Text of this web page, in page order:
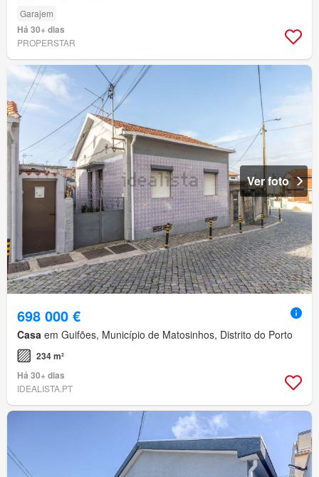
Garajem
Há 30+ dias
PROPERSTAR
Ver foto
698 000 €
Casa em Guifões, Município de Matosinhos, Distrito do Porto
234 m²
Há 30+ dias
IDEALISTA.PT